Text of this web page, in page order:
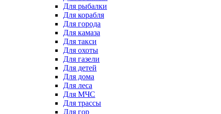
Для рыбалки
Для корабля
Для города
Для камаза
Для такси
Для охоты
Для газели
Для детей
Для дома
Для леса
Для МЧС
Для трассы
Для гор